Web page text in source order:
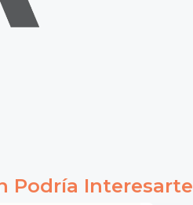
Podría Interesarte